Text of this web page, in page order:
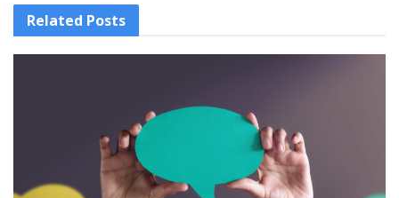
Related Posts